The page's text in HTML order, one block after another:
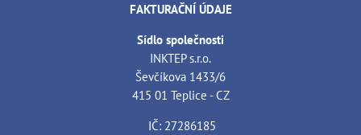
FAKTURAČNÍ ÚDAJE
Sídlo společnosti
INKTEP s.r.o.
Ševčíkova 1433/6
415 01 Teplice - CZ
IČ: 27286185